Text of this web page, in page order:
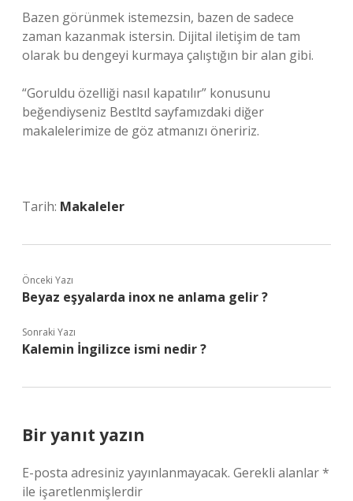
Bazen görünmek istemezsin, bazen de sadece
zaman kazanmak istersin. Dijital iletişim de tam
olarak bu dengeyi kurmaya çalıştığın bir alan gibi.
“Goruldu özelliği nasıl kapatılır” konusunu
beğendiyseniz Bestltd sayfamızdaki diğer
makalelerimize de göz atmanızı öneririz.
Tarih: Makaleler
Önceki Yazı
Beyaz eşyalarda inox ne anlama gelir ?
Sonraki Yazı
Kalemin İngilizce ismi nedir ?
Bir yanıt yazın
E-posta adresiniz yayınlanmayacak. Gerekli alanlar*
ile işaretlenmişlerdir